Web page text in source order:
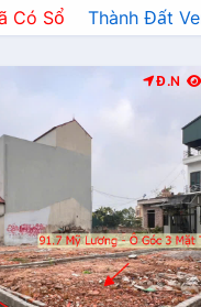
Có Sổ Thành Đất
Đ.N